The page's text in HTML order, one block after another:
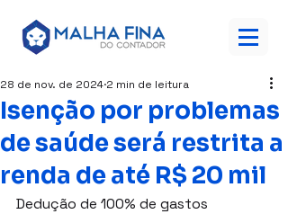
Isenção por problemas
de saúde será restrita a
renda de até R$ 20 mil
28 de nov. de 2024 2 min de leitura
Dedução de 100% de gastos